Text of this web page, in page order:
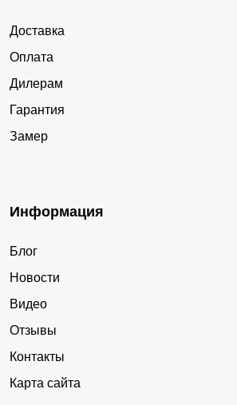
Доставка
Оплата
Дилерам
Гарантия
Замер
Информация
Блог
Новости
Видео
Отзывы
Контакты
Карта сайта